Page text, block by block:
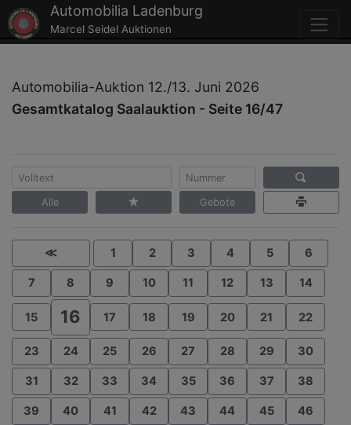
Automobilia Ladenburg
Marcel Seidel Auktionen
Automobilia-Auktion 12./13. Juni 2026
Gesamtkatalog Saalauktion - Seite 16/47
Alle Gebote
≪ 1 2 3 4 5 6
7 8 9 10 11 12 13 14
15 16 17 18 19 20 21 22
23 24 25 26 27 28 29 30
31 32 33 34 35 36 37 38
39 40 41 42 43 44 45 46